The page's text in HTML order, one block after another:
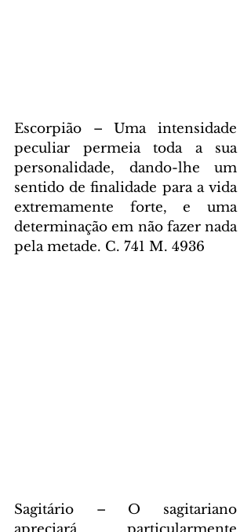
Escorpião – Uma intensidade
peculiar permeia toda a sua
personalidade, dando-lhe um
sentido de finalidade para a vida
extremamente forte, e uma
determinação em não fazer nada
pela metade. C. 741 M. 4936
Sagitário – O sagitariano